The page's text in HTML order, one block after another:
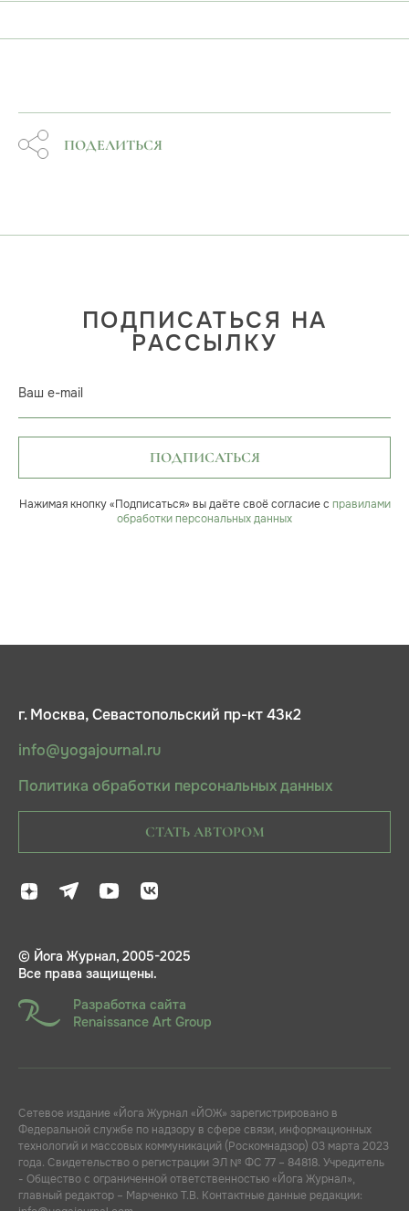
ПОДЕЛИТЬСЯ
ПОДПИСАТЬСЯ НА
РАССЫЛКУ
Ваш e-mail
ПОДПИСАТЬСЯ
Нажимая кнопку «Подписаться» вы даёте своё согласие с правилами
обработки персональных данных
г. Москва, Севастопольский пр-кт 43к2
info@yogajournal.ru
Политика обработки персональных данных
СТАТЬ АВТОРОМ
© Йога Журнал, 2005-2025
Все права защищены.
Разработка сайта
Renaissance Art Group
Сетевое издание «Йога Журнал «ЙОЖ» зарегистрировано в
Федеральной службе по надзору в сфере связи, информационных
технологий и массовых коммуникаций (Роскомнадзор) 03 марта 2023
года. Свидетельство о регистрации ЭЛ № ФС 77 – 84818. Учредитель
- Общество с ограниченной ответственностью «Йога Журнал»,
главный редактор – Марченко Т.В. Контактные данные редакции: